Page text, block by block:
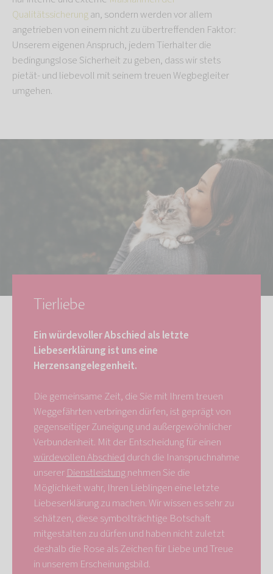
Qualitätssicherungan, sondern werden vor allem
angetrieben von einem nicht zu übertreffenden Faktor:
Unserem eigenen Anspruch, jedem Tierhalter die
bedingungslose Sicherheit zu geben, dass wir stets
pietät- und liebevoll mit seinem treuen Wegbegleiter
umgehen.
Tierliebe
Ein würdevoller Abschied als letzte
Liebeserklärung ist uns eine
Herzensangelegenheit.
Die gemeinsame Zeit, die Sie mit Ihrem treuen
Weggefährten verbringen dürfen, ist geprägt von
gegenseitiger Zuneigung und außergewöhnlicher
Verbundenheit. Mit der Entscheidung für einen
würdevollen Abschieddurch die Inanspruchnahme
unsererDienstleistungnehmen Sie die
Möglichkeit wahr, Ihren Lieblingen eine letzte
Liebeserklärung zu machen. Wir wissen es sehr zu
schätzen, diese symbolträchtige Botschaft
mitgestalten zu dürfen und haben nicht zuletzt
deshalb die Rose als Zeichen für Liebe und Treue
in unserem Erscheinungsbild.